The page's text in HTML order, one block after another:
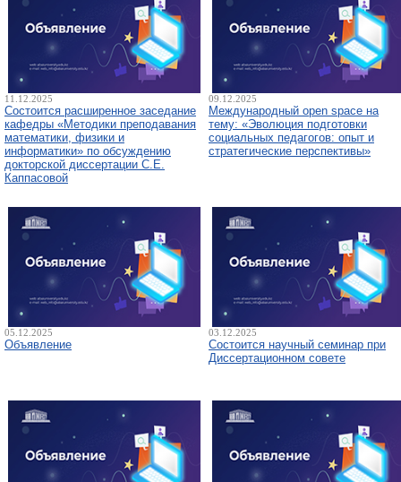
11.12.2025
Состоится расширенное заседание
кафедры «Методики преподавания
математики, физики и
информатики» по обсуждению
докторской диссертации С.Е.
Каппасовой
09.12.2025
Международный open space на
тему: «Эволюция подготовки
социальных педагогов: опыт и
стратегические перспективы»
05.12.2025
Объявление
03.12.2025
Состоится научный семинар при
Диссертационном совете